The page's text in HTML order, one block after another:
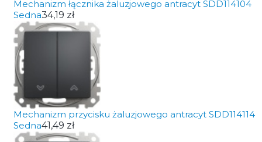
Mechanizm łącznika żaluzjowego antracyt SDD114104
Sedna34,19 zł
Mechanizm przycisku żaluzjowego antracyt SDD114114
Sedna41,49 zł